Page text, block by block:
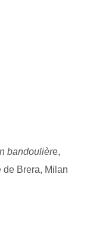
bandoulière,
de Brera, Milan